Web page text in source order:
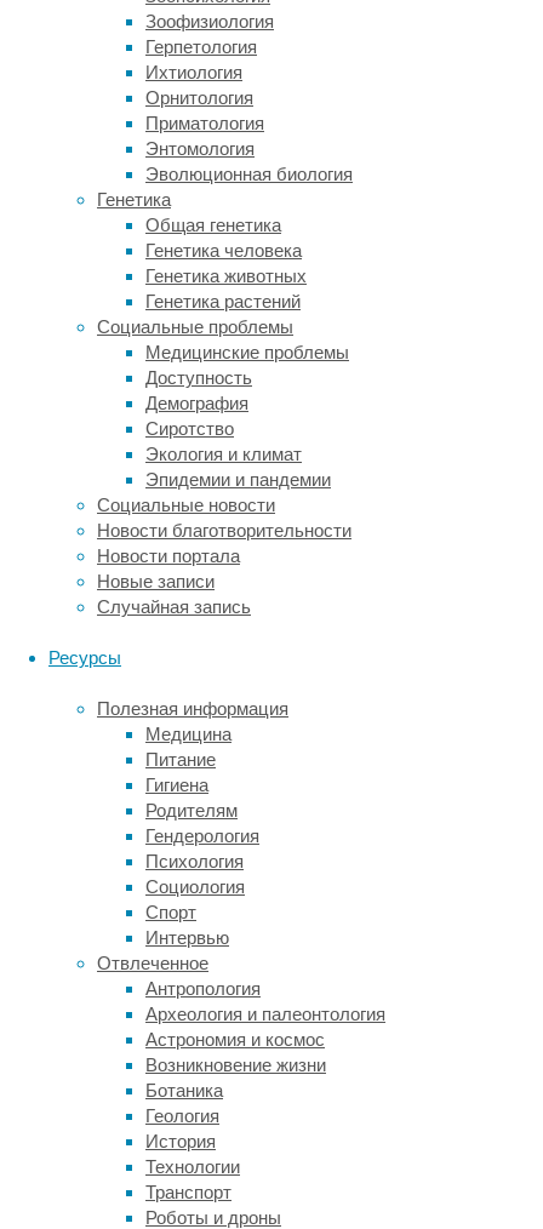
Зоофизиология
Герпетология
Ихтиология
Орнитология
Приматология
Энтомология
Эволюционная биология
Генетика
Общая генетика
Генетика человека
Генетика животных
Генетика растений
Социальные проблемы
Медицинские проблемы
Доступность
Демография
Сиротство
Экология и климат
Эпидемии и пандемии
Социальные новости
Новости благотворительности
Новости портала
Новые записи
Случайная запись
Ресурсы
Полезная информация
Медицина
Питание
Гигиена
Родителям
Гендерология
Психология
Социология
Спорт
Интервью
Отвлеченное
Антропология
Археология и палеонтология
Астрономия и космос
Возникновение жизни
Ботаника
Геология
История
Технологии
Транспорт
Роботы и дроны
температура
тела
меньше
38°С.
Ночью
сначала
впадают
в
неглубокий
торпор — температура
тела
падает
примерно
26°С.
За
неглубоким
торпором
идёт
тела
10°С
ниже.
При
этом
если
мелкие
колибри
впадают
в
глубокий
торпор
каждую
ночь,
то
виды
покрупнее
иногда
впадают